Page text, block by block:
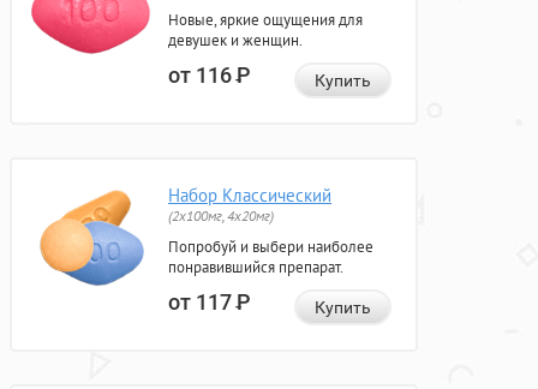
Новые, яркие ощущения для
девушек и женщин.
от 116Р Купить
Набор Классический
(2x100мг, 4x20мг)
Попробуй и выбери наиболее
понравившийся препарат.
от 117Р Купить